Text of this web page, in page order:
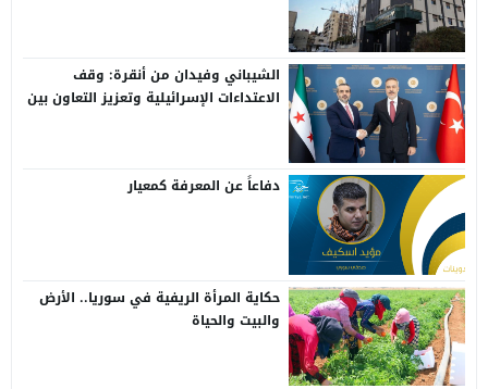
الشيباني وفيدان من أنقرة: وقف
الاعتداءات الإسرائيلية وتعزيز التعاون بين
دفاعاً عن المعرفة كمعيار
حكاية المرأة الريفية في سوريا.. الأرض
والبيت والحياة